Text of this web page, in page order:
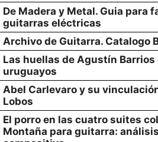
De Madera y Metal. Guia para
guitarras eléctricas
Archivo de Guitarra. Catalogo
Las huellas de Agustín
uruguayos
Abel Carlevaro y su
Lobos
El porro en las cuatro suites
Montaña para guitarra: